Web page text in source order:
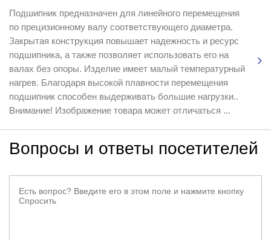
Подшипник предназначен для линейного перемещения
по прецизионному валу соответствующего диаметра.
Закрытая конструкция повышает надежность и ресурс
подшипника, а также позволяет использовать его на
валах без опоры. Изделие имеет малый температурный
нагрев. Благодаря высокой плавности перемещения
подшипник способен выдерживать большие нагрузки..
Внимание! Изображение товара может отличаться ...
Вопросы и ответы посетителей